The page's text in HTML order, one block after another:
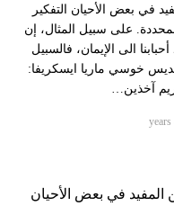
في بعض الأحيان التفكير
على سبيل المثال، إن
الى الإيمان، فالسبيل
خوسي ماريا ايسكريفا:
آخذين…
المفيد في بعض الأحيان